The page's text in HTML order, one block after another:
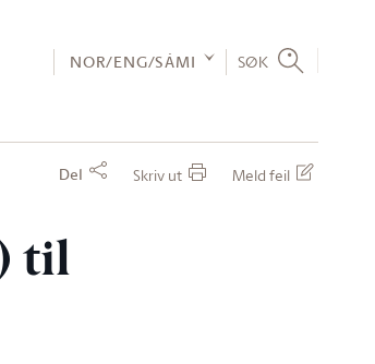
NOR/ENG/SÁMI SØK
Del Skriv ut Meld feil
til